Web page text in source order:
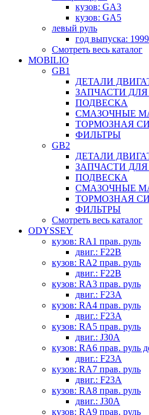
кузов: GA3
кузов: GA5
левый руль
год выпуска:
Смотреть весь каталог
MOBILIO
GB1
ДЕТАЛИ
ЗАПЧАСТИ ДЛЯ
ПОДВЕСКА
СМАЗОЧНЫЕ
ТОРМОЗНАЯ
ФИЛЬТРЫ
GB2
ДЕТАЛИ
ЗАПЧАСТИ ДЛЯ
ПОДВЕСКА
СМАЗОЧНЫЕ
ТОРМОЗНАЯ
ФИЛЬТРЫ
Смотреть весь каталог
ODYSSEY
кузов: RA1 прав. руль
двиг.: F22B
кузов: RA2 прав. руль
двиг.: F22B
кузов: RA3 прав. руль
двиг.: F23A
кузов: RA4 прав. руль
двиг.: F23A
кузов: RA5 прав. руль
двиг.: J30A
кузов: RA6 прав. руль
двиг.: F23A
кузов: RA7 прав. руль
двиг.: F23A
кузов: RA8 прав. руль
двиг.: J30A
кузов: RA9 прав. руль